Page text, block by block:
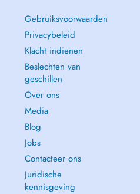
Gebruiksvoorwaarden
Privacybeleid
Klacht indienen
Beslechten van
geschillen
Over ons
Media
Blog
Jobs
Contacteer ons
Juridische
kennisgeving